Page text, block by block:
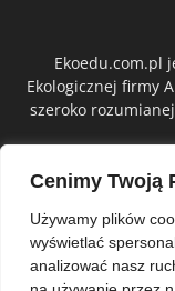
Cenimy Twoją
Używamy plików
wyświetlać
analizować nasz
Ekoedu.com.pl
Ekologicznej firmy
szeroko